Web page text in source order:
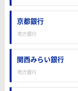
京都銀行
地方銀行
関西みらい銀行
地方銀行